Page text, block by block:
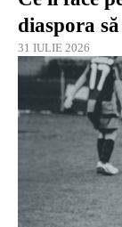
diaspora
31 IULIE 2026